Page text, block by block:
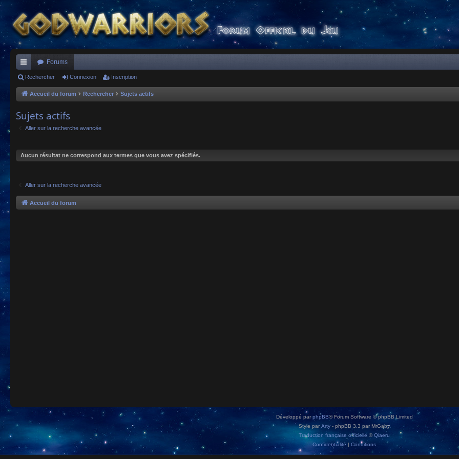
ac
co
Forums
Rechercher Connexion Inscription
Accueil du forum Rechercher Sujets actifs
Sujets actifs
Aller sur la recherche avancée
Aucun résultat ne correspond aux termes que vous avez spécifiés.
Aller sur la recherche avancée
Accueil du forum
Développé parphpBB® Forum Software © phpBB Limited
Style par Arty - phpBB 3.3 par MrGaby
Traduction française officielle ©Qiaeru
Confidentialité | Conditions